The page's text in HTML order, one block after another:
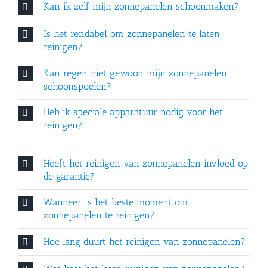
Kan ik zelf mijn zonnepanelen schoonmaken?
Is het rendabel om zonnepanelen te laten
reinigen?
Kan regen niet gewoon mijn zonnepanelen
schoonspoelen?
Heb ik speciale apparatuur nodig voor het
reinigen?
Heeft het reinigen van zonnepanelen invloed op
de garantie?
Wanneer is het beste moment om
zonnepanelen te reinigen?
Hoe lang duurt het reinigen van zonnepanelen?